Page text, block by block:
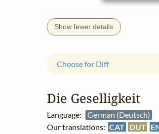
Show fewer details
Die Geselligkeit
Language:
German (Deutsch)
Our translations: CAT DUT
Choose for Diff